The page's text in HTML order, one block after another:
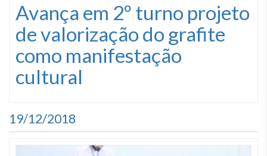
Avança em 2º turno projeto
de valorização do grafite
como manifestação
cultural
19/12/2018